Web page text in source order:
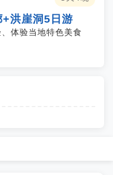
洪崖洞5日游
体验当地特色美食